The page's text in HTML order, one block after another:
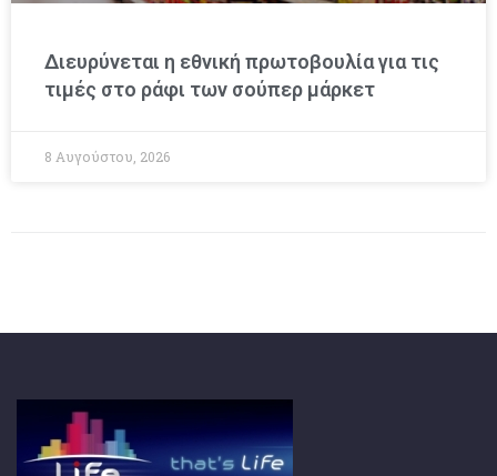
Διευρύνεται η εθνική πρωτοβουλία για τις
τιμές στο ράφι των σούπερ μάρκετ
8 Αυγούστου, 2026